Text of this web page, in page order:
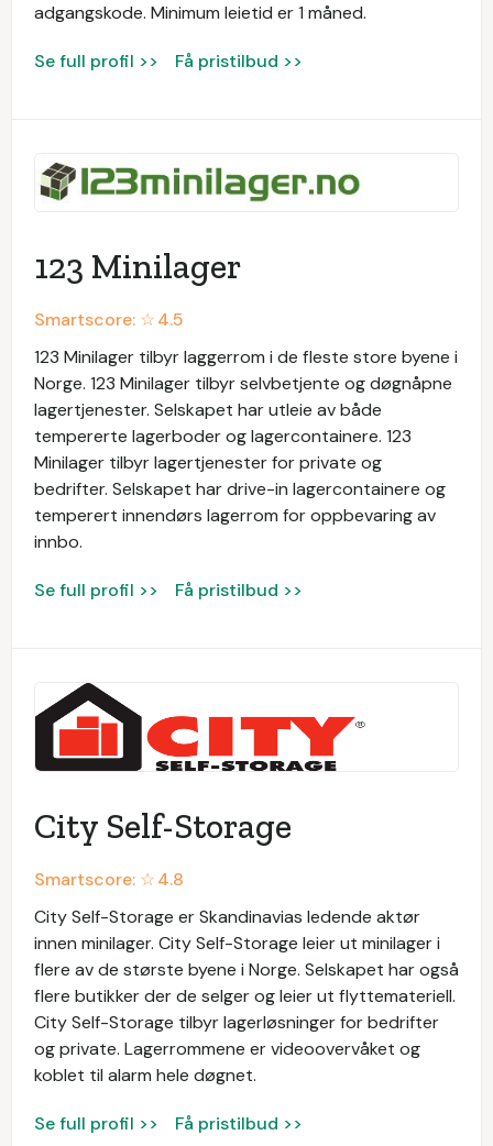
adgangskode. Minimum leietid er 1 måned.
Se full profil >> Få pristilbud >>
123 Minilager
Smartscore: ☆4.5
123 Minilager tilbyr laggerrom i de fleste store byene i
Norge. 123 Minilager tilbyr selvbetjente og døgnåpne
lagertjenester. Selskapet har utleie av både
tempererte lagerboder og lagercontainere. 123
Minilager tilbyr lagertjenester for private og
bedrifter. Selskapet har drive-in lagercontainere og
temperert innendørs lagerrom for oppbevaring av
innbo.
Se full profil >> Få pristilbud >>
City Self-Storage
Smartscore: ☆4.8
City Self-Storage er Skandinavias ledende aktør
innen minilager. City Self-Storage leier ut minilager i
flere av de største byene i Norge. Selskapet har også
flere butikker der de selger og leier ut flyttemateriell.
City Self-Storage tilbyr lagerløsninger for bedrifter
og private. Lagerrommene er videoovervåket og
koblet til alarm hele døgnet.
Se full profil >> Få pristilbud >>